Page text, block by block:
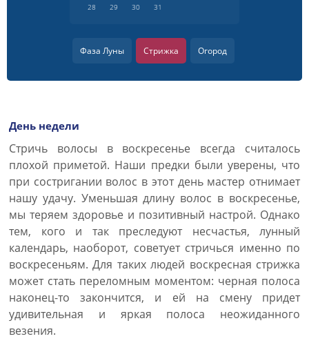
28
29 30 31
Фаза Луны Стрижка Огород
День недели
Стричь волосы в воскресенье всегда считалось
плохой приметой. Наши предки были уверены, что
при состригании волос в этот день мастер отнимает
нашу удачу. Уменьшая длину волос в воскресенье,
мы теряем здоровье и позитивный настрой. Однако
тем, кого и так преследуют несчастья, лунный
календарь, наоборот, советует стричься именно по
воскресеньям. Для таких людей воскресная стрижка
может стать переломным моментом: черная полоса
наконец-то закончится, и ей на смену придет
удивительная и яркая полоса неожиданного
везения.